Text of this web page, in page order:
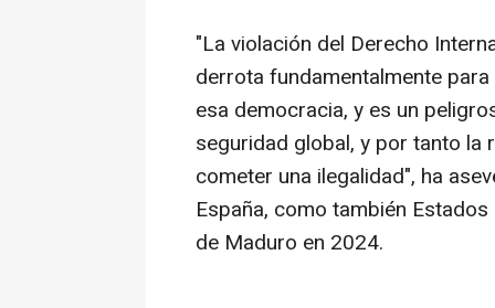
"La violación del Derecho
derrota fundamentalmente
esa democracia, y es un
seguridad global, y por tanto la
cometer una ilegalidad", ha
España, como también
de Maduro en 2024.